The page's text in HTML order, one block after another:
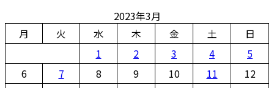
2023年3月
月
火 水 木 金 土
日
1
2 3 4
5
6
7 8 9 10 11
12